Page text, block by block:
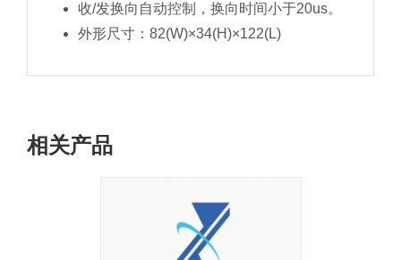
收/发换向自动控制，换向时间小于20us。
外形尺寸：82(W)×34(H)×122(L)
相关产品
详情